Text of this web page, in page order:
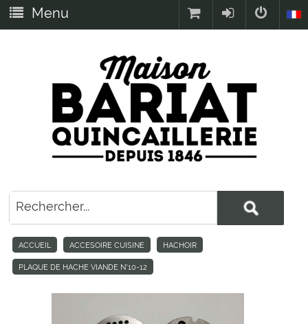
Menu
ACCUEIL ACCESOIRE CUISINE HACHOIR
PLAQUE DE HACHE VIANDE N°10-12